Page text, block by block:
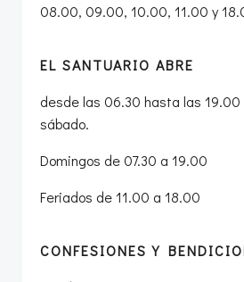
08.00, 09.00, 10.00, 11.00 y
EL SANTUARIO ABRE
desde las 06.30 hasta las 19.00
sábado.
Domingos de 07.30 a 19.00
Feriados de 11.00 a 18.00
CONFESIONES Y